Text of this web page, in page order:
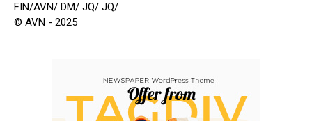
FIN/AVN/ DM/ JQ/ JQ/
© AVN - 2025